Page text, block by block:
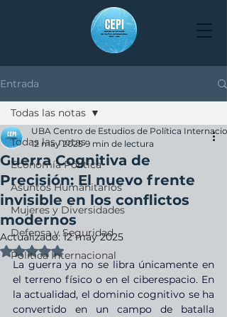
Entrada
Todas las notas
Economía Política
Asuntos Humanitarios
Mujeres y Diversidades
Defensa y Seguridad
Política Internacional
Todas las notas
Guerra Cognitiva de
Precisión: El nuevo frente
invisible en los conflictos
modernos
UBA Centro de Estudios de Política
12 may 2025 9 min de lectura
Actualizado:12 may 2025
Obtuvo NaN de 5 estrellas.
La guerra ya no se libra únicamente en
el terreno físico o en el ciberespacio. En
la actualidad, el dominio cognitivo se ha
convertido en un campo de batalla